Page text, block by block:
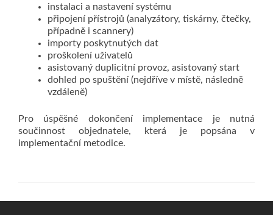
instalaci a nastavení systému
připojení přístrojů (analyzátory, tiskárny, čtečky,
případně i scannery)
importy poskytnutých dat
proškolení uživatelů
asistovaný duplicitní provoz, asistovaný start
dohled po spuštění (nejdříve v místě, následně
vzdáleně)
Pro úspěšné dokončení implementace je nutná
součinnost objednatele, která je popsána v
implementační metodice.